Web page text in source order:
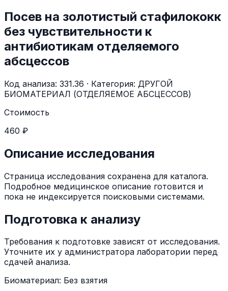
Посев на золотистый стафилококк
без чувствительности к
антибиотикам отделяемого
абсцессов
Код анализа: 331.36 · Категория: ДРУГОЙ
БИОМАТЕРИАЛ (ОТДЕЛЯЕМОЕ АБСЦЕССОВ)
Стоимость
460 ₽
Описание исследования
Страница исследования сохранена для каталога.
Подробное медицинское описание готовится и
пока не индексируется поисковыми системами.
Подготовка к анализу
Требования к подготовке зависят от исследования.
Уточните их у администратора лаборатории перед
сдачей анализа.
Биоматериал: Без взятия